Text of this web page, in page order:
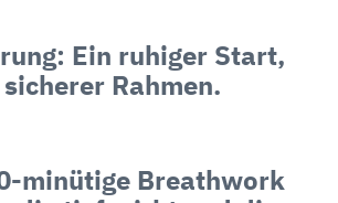
Ein ruhiger Start,
Rahmen.
minütige Breathwork